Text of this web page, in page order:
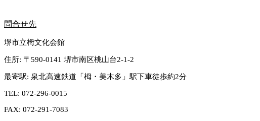
問合せ先
堺市立栂文化会館
住所: 〒590-0141 堺市南区桃山台2-1-2
最寄駅: 泉北高速鉄道「栂・美木多」駅下車徒歩約2分
TEL: 072-296-0015
FAX: 072-291-7083